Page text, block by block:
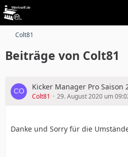
Colt81
Beiträge von Colt81
Kicker Manager Pro Saison
Colt81 29. August 2020 um
Danke und Sorry für die